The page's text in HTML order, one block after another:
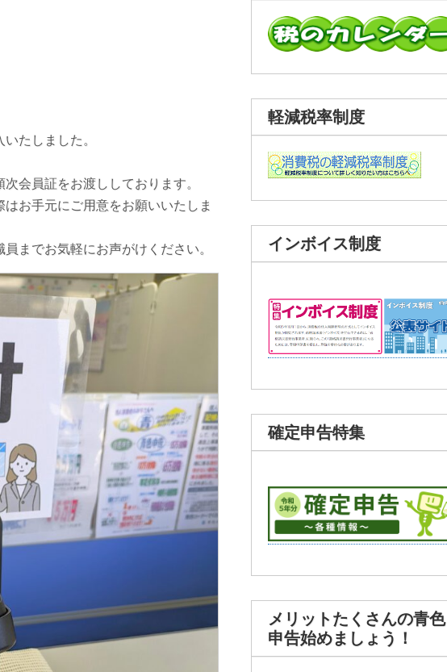
たしました。
会員証をお渡ししております。
お手元にご用意をお願いいたしま
までお気軽にお声がけください。
軽減税率制度
インボイス制度
確定申告特集
メリットたくさんの青色
申告始めましょう！